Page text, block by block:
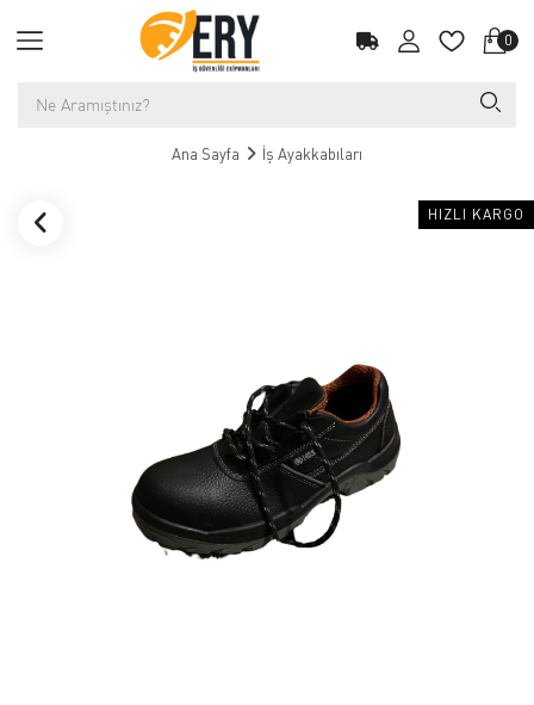
0
Ana Sayfa İş Ayakkabıları
HIZLI KARGO